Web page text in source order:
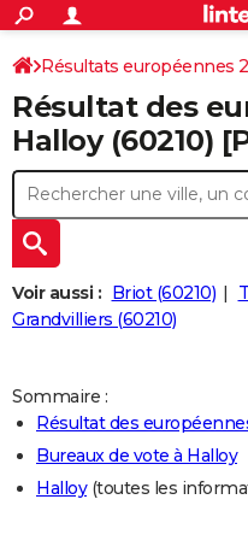
ACTUALITÉS
Politique
Société
Faits Divers
Education
Monde
Villes
+
SPORT
Coupe du monde 2026
Football
Tennis
Cyclisme
Rugby
Forum
CULTURE
Programme TV
TNT
Streaming
Cinéma
Sorties cinéma
Musique
+
FINANCE
Retraite
Impôts
Epargne
Immobilier
Risques naturels par ville
Banque
Assurance
Crédit
AUTO
Essais
Réserver un essai
Citadines
Berlines
SUV
Forum auto
+
HIGH-TECH
Mobiles
Meilleur smartphone
Internet
Ordinateurs
Jeux vidéo
Guide high-tech
+
BRICOLAGE
Guides de France
Escapades
Patrimoine
Expositions
Musées
Week-end nature
LIFESTYLE
Art de vivre
Bien-être
Loisirs
Mode
Modes de vie
Résultats européennes
Résultat des
Halloy (60210)
Voir aussi : Briot (60210)
Grandvilliers (60210)
Sommaire :
Résultat des
Bureaux de vote à Halloy
Halloy(toutes les